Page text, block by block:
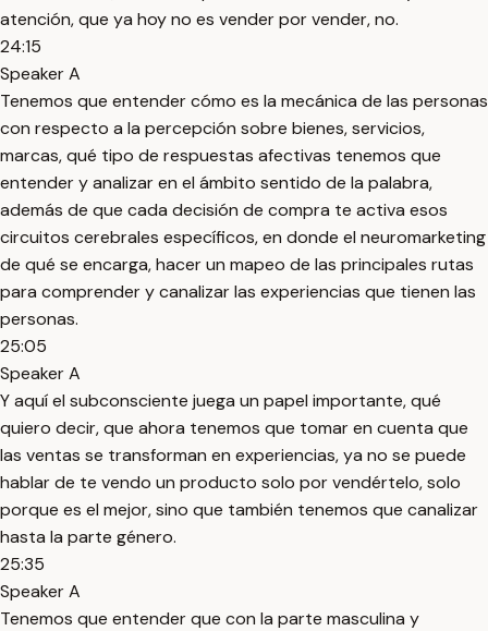
atención, que ya hoy no es vender por vender, no.
24:15
Speaker A
Tenemos que entender cómo es la mecánica de las personas
con respecto a la percepción sobre bienes, servicios,
marcas, qué tipo de respuestas afectivas tenemos que
entender y analizar en el ámbito sentido de la palabra,
además de que cada decisión de compra te activa esos
circuitos cerebrales específicos, en donde el neuromarketing
de qué se encarga, hacer un mapeo de las principales rutas
para comprender y canalizar las experiencias que tienen las
personas.
25:05
Speaker A
Y aquí el subconsciente juega un papel importante, qué
quiero decir, que ahora tenemos que tomar en cuenta que
las ventas se transforman en experiencias, ya no se puede
hablar de te vendo un producto solo por vendértelo, solo
porque es el mejor, sino que también tenemos que canalizar
hasta la parte género.
25:35
Speaker A
Tenemos que entender que con la parte masculina y